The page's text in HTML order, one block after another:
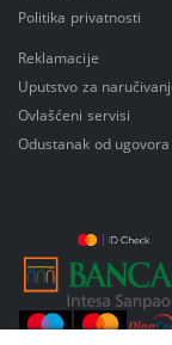
Politika privatnosti
Reklamacije
Uputstvo za
Ovlašćeni servisi
Odustanak od